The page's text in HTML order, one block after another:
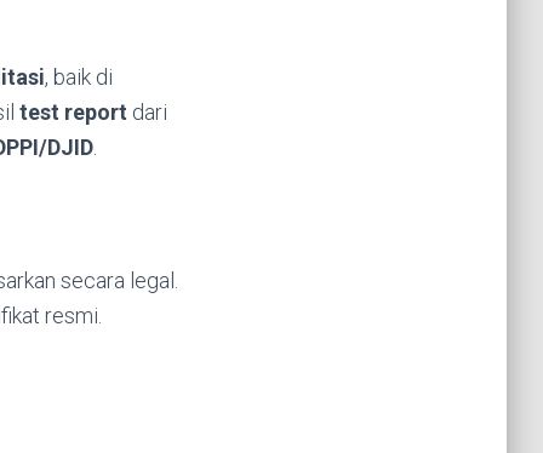
, baik di
test report dari
DJID
secara legal.
resmi.